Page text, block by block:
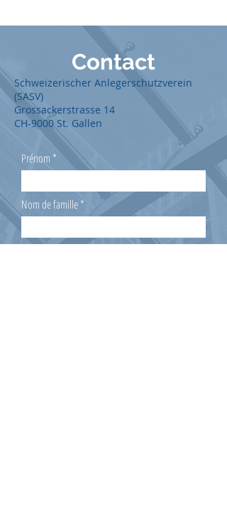
Contact
Schweizerischer Anlegerschutzverein
(SASV)
Grossackerstrasse 14
CH-9000 St. Gallen
Prénom
Nom de famille